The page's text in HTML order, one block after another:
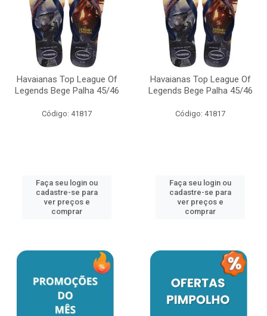
Havaianas Top League Of
Legends Bege Palha 45/46
Código: 41817
Faça seu login ou
cadastre-se para
ver preços e
comprar
Havaianas Top League Of
Legends Bege Palha 45/46
Código: 41817
Faça seu login ou
cadastre-se para
ver preços e
comprar